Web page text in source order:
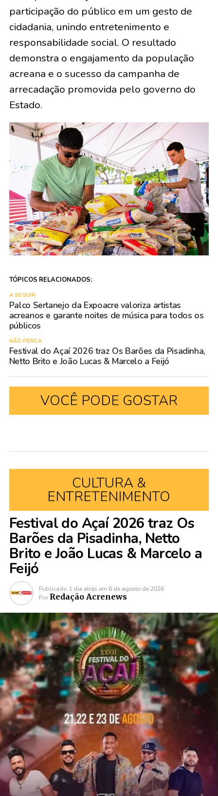
participação do público em um gesto de
cidadania, unindo entretenimento e
responsabilidade social. O resultado
demonstra o engajamento da população
acreana e o sucesso da campanha de
arrecadação promovida pelo governo do
Estado.
TÓPICOS RELACIONADOS:
A SEGUIR
Palco Sertanejo da Expoacre valoriza artistas
acreanos e garante noites de música para todos os
públicos
NÃO PERCA
Festival do Açaí 2026 traz Os Barões da Pisadinha,
Netto Brito e João Lucas & Marcelo a Feijó
VOCÊ PODE GOSTAR
CULTURA &
ENTRETENIMENTO
Festival do Açaí 2026 traz Os
Barões da Pisadinha, Netto
Brito e João Lucas & Marcelo a
Feijó
Publicado 1 dia atrás em 6 de agosto de 2026
Por Redação Acrenews